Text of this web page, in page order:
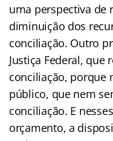
uma perspectiva de
diminuição dos
conciliação. Outro
Justiça Federal,
conciliação, porque
público, que nem
conciliação. E
orçamento, a